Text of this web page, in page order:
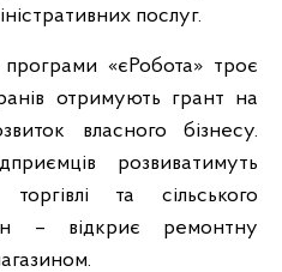
послуг.
«єРобота» троє
отримують грант на
власного бізнесу.
розвиватимуть
та сільського
– відкриє ремонтну